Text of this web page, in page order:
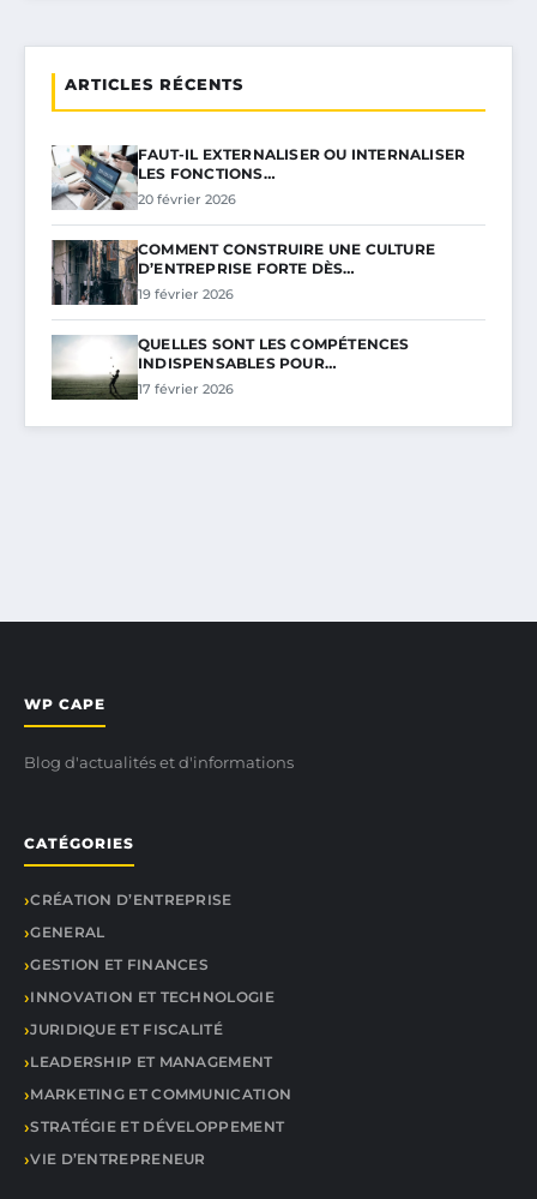
ARTICLES RÉCENTS
FAUT-IL EXTERNALISER OU INTERNALISER
LES FONCTIONS…
20 février 2026
COMMENT CONSTRUIRE UNE CULTURE
D’ENTREPRISE FORTE DÈS…
19 février 2026
QUELLES SONT LES COMPÉTENCES
INDISPENSABLES POUR…
17 février 2026
WP CAPE
Blog d'actualités et d'informations
CATÉGORIES
CRÉATION D’ENTREPRISE
GENERAL
GESTION ET FINANCES
INNOVATION ET TECHNOLOGIE
JURIDIQUE ET FISCALITÉ
LEADERSHIP ET MANAGEMENT
MARKETING ET COMMUNICATION
STRATÉGIE ET DÉVELOPPEMENT
VIE D’ENTREPRENEUR